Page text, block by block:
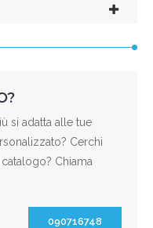
si adatta alle tue
Cerchi
Chiama
090716748